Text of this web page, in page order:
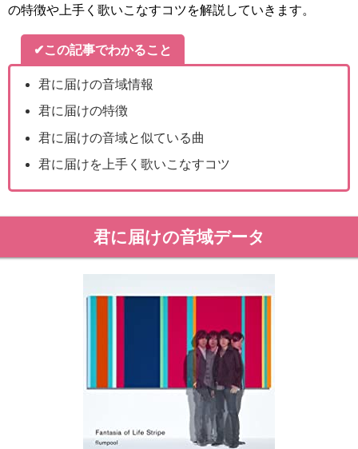
の特徴や上手く歌いこなすコツを解説していきます。
✔この記事でわかること
君に届けの音域情報
君に届けの特徴
君に届けの音域と似ている曲
君に届けを上手く歌いこなすコツ
君に届けの音域データ